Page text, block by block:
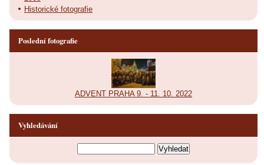
Historické fotografie
Poslední fotografie
ADVENT PRAHA 9. - 11. 10. 2022
Vyhledávání